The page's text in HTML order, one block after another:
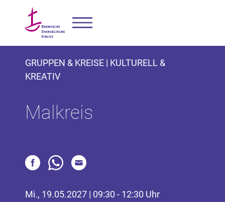
GRUPPEN & KREISE | KULTURELL &
KREATIV
Malkreis
Mi., 19.05.2027 | 09:30 - 12:30 Uhr